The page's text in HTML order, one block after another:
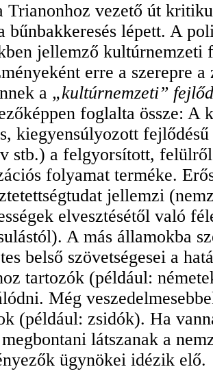
Trianonhoz vezető út
bűnbakkeresés lépett. A
jellemző kultúrnemzeti
erre a szerepre
a „kultúrnemzeti”
foglalta össze: A
kiegyensúlyozott
stb.) a felgyorsított,
folyamat terméke.
jellemzi
elvesztésétől való
A más államokba
belső szövetségesei a
tartozók (például:
Még
(például: zsidók). Ha
látszanak a
ügynökei idézik elő.